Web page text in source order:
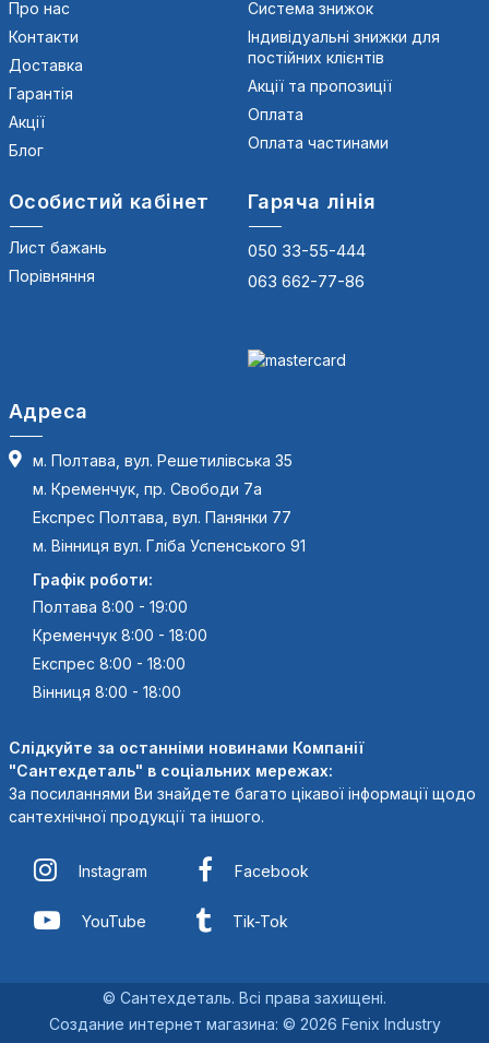
Про нас
Контакти
Доставка
Гарантія
Акції
Блог
Система знижок
Індивідуальні знижки для
постійних клієнтів
Акції та пропозиції
Оплата
Оплата частинами
Особистий кабінет
Лист бажань
Порівняння
Гаряча лінія
050 33-55-444
063 662-77-86
Адреса
м. Полтава, вул. Решетилівська 35
м. Кременчук, пр. Свободи 7а
Експрес Полтава, вул. Панянки 77
м. Вінниця вул. Гліба Успенського 91
Графік роботи:
Полтава 8:00 - 19:00
Кременчук 8:00 - 18:00
Експрес 8:00 - 18:00
Вінниця 8:00 - 18:00
Слідкуйте за останніми новинами Компанії
"Сантехдеталь" в соціальних мережах:
За посиланнями Ви знайдете багато цікавої інформації щодо
сантехнічної продукції та іншого.
Instagram Facebook
YouTube Tik-Tok
© Сантехдеталь. Всі права захищені.
Создание интернет магазина: © 2026 Fenix Industry